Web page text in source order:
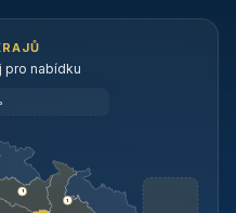
pro nabídku
1
1